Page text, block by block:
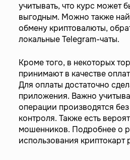
учитывать, что курс может
выгодным. Можно также
обмену криптовалюты,
локальные Telegram-чаты.
Кроме того, в некоторых
принимают в качестве
Для оплаты достаточно
приложения. Важно
операции производятся
контроля. Также есть
мошенников. Подробнее о
использования криптокарт